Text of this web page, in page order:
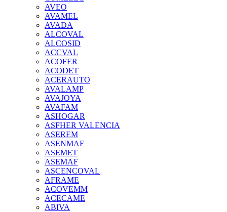
AVEO
AVAMEL
AVADA
ALCOVAL
ALCOSID
ACCVAL
ACOFER
ACODET
ACERAUTO
AVALAMP
AVAJOYA
AVAFAM
ASHOGAR
ASFHER VALENCIA
ASEREM
ASENMAF
ASEMET
ASEMAF
ASCENCOVAL
AFRAME
ACOVEMM
ACECAME
ABIVA